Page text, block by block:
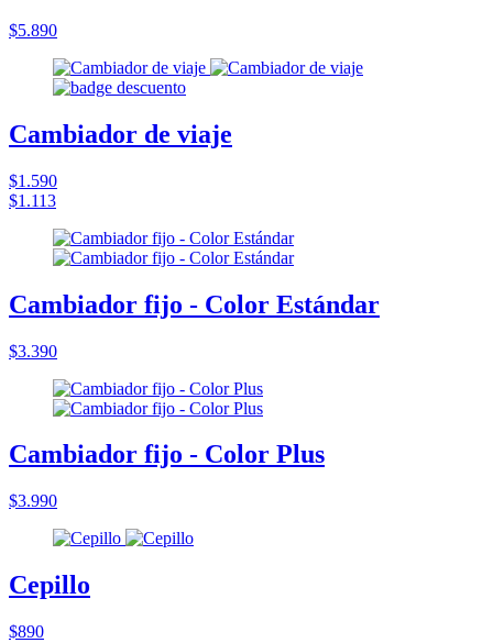
$5.890
Cambiador de viaje
$1.590
$1.113
Cambiador fijo - Color Estándar
$3.390
Cambiador fijo - Color Plus
$3.990
Cepillo
$890